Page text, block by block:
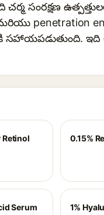
చర్మ సంరక్షణ
penetration
సహాయపడుతుంది. ఇది
0.15%
Serum
1%